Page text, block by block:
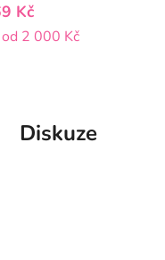
Kč
2 000 Kč
Diskuze